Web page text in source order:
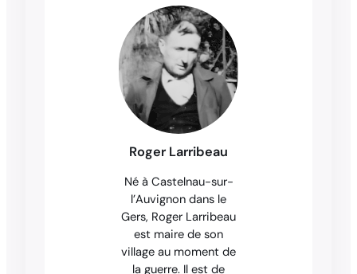
Roger Larribeau
Né à Castelnau-sur-
l’Auvignon dans le
Gers, Roger Larribeau
est maire de son
village au moment de
la guerre. Il est de